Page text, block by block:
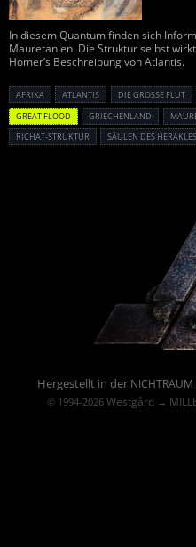
In diesem Quantum finden sich
Mauretanien. Die Struktur selbst
Homer’s Beschreibung von Atlantis.
AFRIKA ATLANTIS DIE GROSSE FLUT
GREAT FLOOD
GRIECHENLAND
RICHAT-STRUKTUR
SÄULEN DES HERAKLES
Hergestellt in der
© 1994-2026 Westgård→